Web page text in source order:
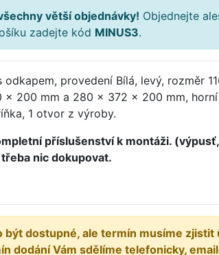
větší objednávky! Objednejte
zadejte kód MINUS3.
provedení Bílá, levý, rozměr
x 200 mm a 280 x 372 x 200 mm,
1 otvor z výroby.
příslušenství k montáži.
nic dokupovat.
být dostupné, ale termín musíme zjistit
dodání Vám sdělíme telefonicky,